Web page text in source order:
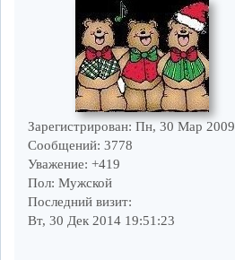
Зарегистрирован: Пн, 30 Мар 2009
Сообщений: 3778
Уважение: +419
Пол: Мужской
Последний визит:
Вт, 30 Дек 2014 19:51:23